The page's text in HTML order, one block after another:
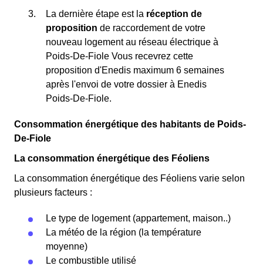
La dernière étape est la réception de
proposition de raccordement de votre
nouveau logement au réseau électrique à
Poids-De-Fiole Vous recevrez cette
proposition d'Enedis maximum 6 semaines
après l'envoi de votre dossier à Enedis
Poids-De-Fiole.
Consommation énergétique des habitants de Poids-
De-Fiole
La consommation énergétique des Féoliens
La consommation énergétique des Féoliens varie selon
plusieurs facteurs :
Le type de logement (appartement, maison..)
La météo de la région (la température
moyenne)
Le combustible utilisé